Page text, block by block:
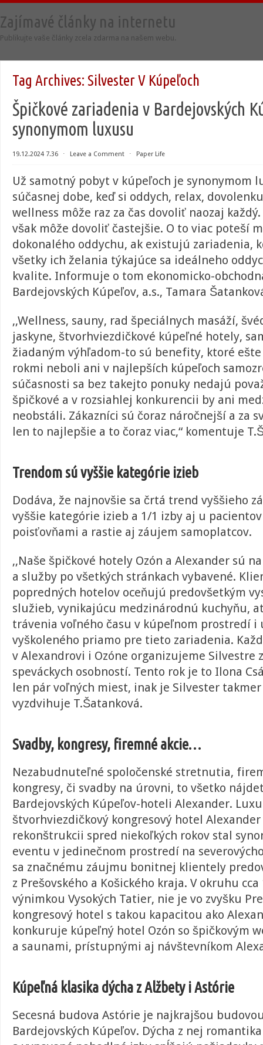
Zajímavé články na internetu
Publikujte vaše články zcela zdarma na našem webu.
Tag Archives: Silvester V Kúpeľoch
Špičkové zariadenia v Bardejovských
synonymom luxusu
19.12.2024 7.36 ⋅ Leave a Comment ⋅ Paper Life
Už samotný pobyt v kúpeľoch je synonymom
súčasnej dobe, keď si oddych, relax,
wellness môže raz za čas dovoliť naozaj
však môže dovoliť častejšie. O to viac poteší
dokonalého oddychu, ak existujú zariadenia,
všetky ich želania týkajúce sa ideálneho
kvalite. Informuje o tom ekonomicko-
Bardejovských Kúpeľov, a.s., Tamara
,,Wellness, sauny, rad špeciálnych masáží,
jaskyne, štvorhviezdičkové kúpeľné hotely,
žiadaným výhľadom-to sú benefity, ktoré
rokmi neboli ani v najlepších kúpeľoch
súčasnosti sa bez takejto ponuky nedajú
špičkové a v rozsiahlej konkurencii by ani
neobstáli. Zákazníci sú čoraz náročnejší a za
len to najlepšie a to čoraz viac,“ komentuje
Trendom sú vyššie kategórie izieb
Dodáva, že najnovšie sa črtá trend vyššieho
vyššie kategórie izieb a 1/1 izby aj u
poisťovňami a rastie aj záujem samoplatcov.
,,Naše špičkové hotely Ozón a Alexander sú
a služby po všetkých stránkach vybavené.
popredných hotelov oceňujú predovšetkým
služieb, vynikajúcu medzinárodnú kuchyňu,
trávenia voľného času v kúpeľnom prostredí i
vyškoleného priamo pre tieto zariadenia.
v Alexandrovi i Ozóne organizujeme Silvestre
speváckych osobností. Tento rok je to Ilona
len pár voľných miest, inak je Silvester takmer
vyzdvihuje T.Šatanková.
Svadby, kongresy, firemné akcie…
Nezabudnuteľné spoločenské stretnutia,
kongresy, či svadby na úrovni, to všetko
Bardejovských Kúpeľov-hoteli Alexander.
štvorhviezdičkový kongresový hotel
rekonštrukcii spred niekoľkých rokov stal
eventu v jedinečnom prostredí na
sa značnému záujmu bonitnej klientely
z Prešovského a Košického kraja. V okruhu cca
výnimkou Vysokých Tatier, nie je vo zvyšku
kongresový hotel s takou kapacitou ako
konkuruje kúpeľný hotel Ozón so špičkovým
a saunami, prístupnými aj návštevníkom
Kúpeľná klasika dýcha z Alžbety i Astórie
Secesná budova Astórie je najkrajšou
Bardejovských Kúpeľov. Dýcha z nej